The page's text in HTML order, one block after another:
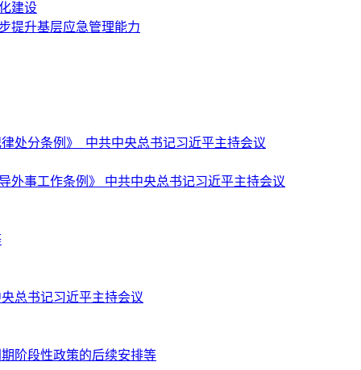
建设
提升基层应急管理能力
处分条例》 中共中央总书记习近平主持会议
外事工作条例》 中共中央总书记习近平主持会议
总书记习近平主持会议
阶段性政策的后续安排等